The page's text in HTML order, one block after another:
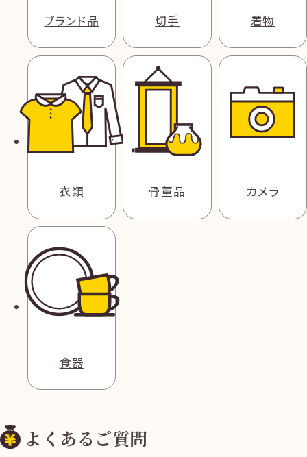
ブランド品 切手 着物
衣類 骨董品 カメラ
食器
よくあるご質問